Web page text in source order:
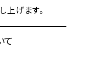
上げます。